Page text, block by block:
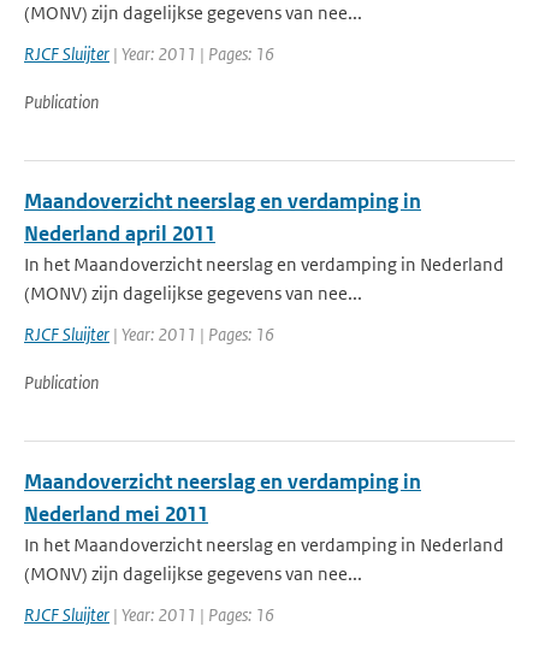
(MONV) zijn dagelijkse gegevens van nee...
RJCF Sluijter | Year: 2011 | Pages: 16
Publication
Maandoverzicht neerslag en verdamping in
Nederland april 2011
In het Maandoverzicht neerslag en verdamping in Nederland
(MONV) zijn dagelijkse gegevens van nee...
RJCF Sluijter | Year: 2011 | Pages: 16
Publication
Maandoverzicht neerslag en verdamping in
Nederland mei 2011
In het Maandoverzicht neerslag en verdamping in Nederland
(MONV) zijn dagelijkse gegevens van nee...
RJCF Sluijter | Year: 2011 | Pages: 16